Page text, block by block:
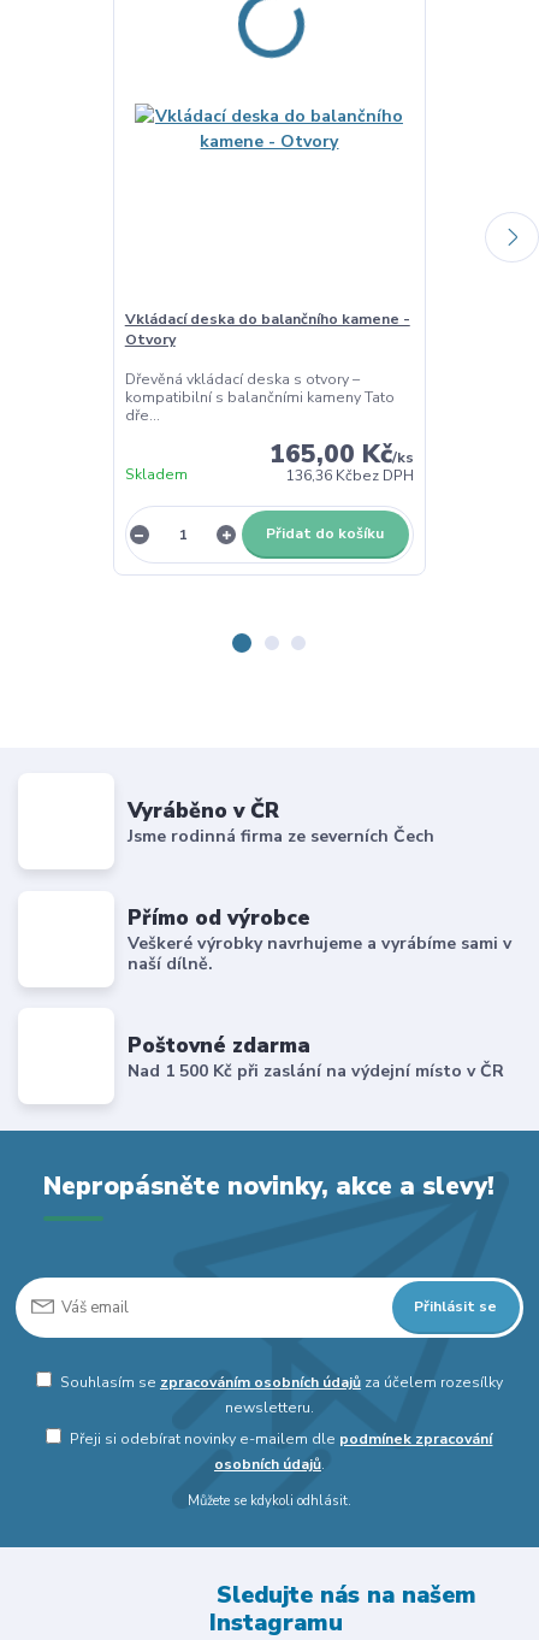
Vkládací deska do balančního kamene -
Otvory
Dřevěná vkládací deska s otvory –
kompatibilní s balančními kameny Tato
dře...
165,00 Kč/ks
136,36 Kčbez DPH
Skladem
Přidat do košíku
Vyráběno v ČR
Jsme rodinná firma ze severních Čech
Přímo od výrobce
Veškeré výrobky navrhujeme a vyrábíme sami v
naší dílně.
Poštovné zdarma
Nad 1 500 Kč při zaslání na výdejní místo v ČR
Nepropásněte novinky, akce a slevy!
Přihlásit se
Souhlasím se zpracováním osobních údajůza účelem rozesílky
newsletteru.
Přeji si odebírat novinky e-mailem dle podmínek zpracování
osobních údajů.
Můžete se kdykoli odhlásit.
Sledujte nás na našem
Instagramu